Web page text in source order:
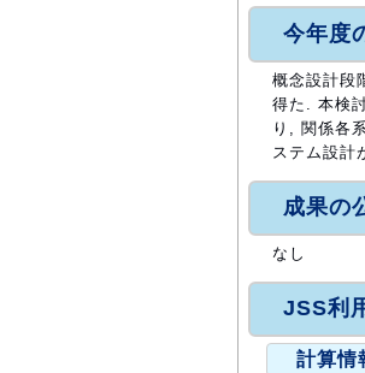
今年度
概念設計段
得た. 本検
り, 関係各
ステム設計
成果の
なし
JSS利
計算情